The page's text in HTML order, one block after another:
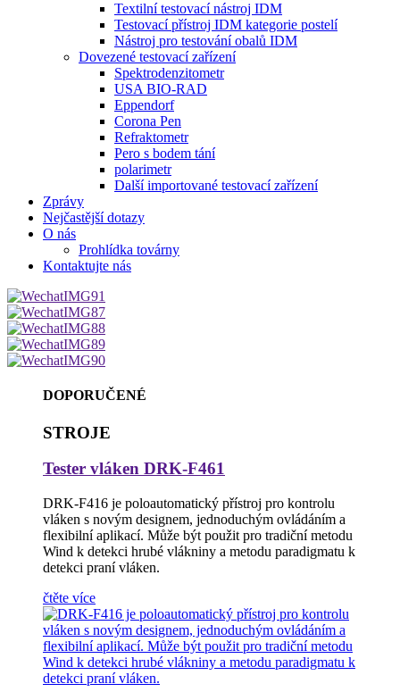
Textilní testovací nástroj IDM
Testovací přístroj IDM kategorie postelí
Nástroj pro testování obalů IDM
Dovezené testovací zařízení
Spektrodenzitometr
USA BIO-RAD
Eppendorf
Corona Pen
Refraktometr
Pero s bodem tání
polarimetr
Další importované testovací zařízení
Zprávy
Nejčastější dotazy
O nás
Prohlídka továrny
Kontaktujte nás
DOPORUČENÉ
STROJE
Tester vláken DRK-F461
DRK-F416 je poloautomatický přístroj pro kontrolu
vláken s novým designem, jednoduchým ovládáním a
flexibilní aplikací. Může být použit pro tradiční metodu
Wind k detekci hrubé vlákniny a metodu paradigmatu k
detekci praní vláken.
čtěte více